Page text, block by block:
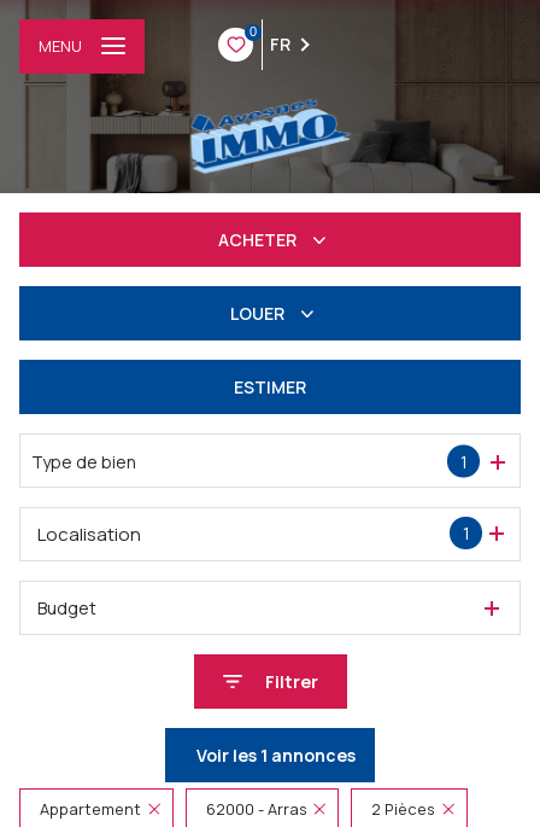
0
FR
MENU
ACHETER
Professionnel
LOUER
Professionnel
ESTIMER
Type de bien 1
1
Localisation
Budget
Filtrer
Voir les 1 annonces
Appartement 62000 - Arras 2 Pièces